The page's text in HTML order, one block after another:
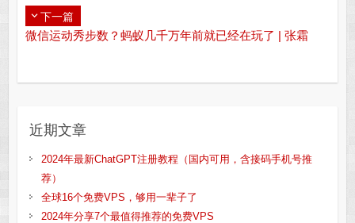
下一篇
微信运动秀步数？蚂蚁几千万年前就已经在玩了 | 张霜
近期文章
2024年最新ChatGPT注册教程（国内可用，含接码手机号推
荐）
全球16个免费VPS，够用一辈子了
2024年分享7个最值得推荐的免费VPS